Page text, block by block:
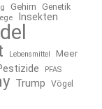
Gehirn Genetik
Insekten
Lebensmittel
Meer
PFAS
Trump
Vögel